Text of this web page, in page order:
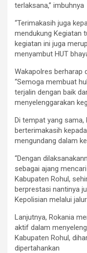
terlaksana,” imbuhnya
“Terimakasih juga
mendukung Kegiatan
kegiatan ini juga
menyambut HUT
Wakapolres berharap
“Semoga membuat
terjalin dengan baik
menyelenggarakan
Di tempat yang sama,
berterimakasih
mengundang dalam
“Dengan
sebagai ajang
Kabupaten Rohul,
berprestasi nantinya
Kepolisian melalui
Lanjutnya, Rokania
aktif dalam
Kabupaten Rohul,
dipertahankan